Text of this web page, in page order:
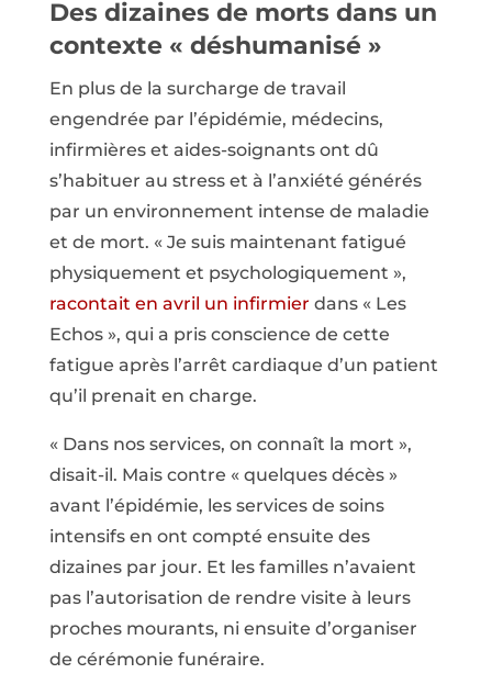
Des dizaines de morts dans un
contexte « déshumanisé »
En plus de la surcharge de travail
engendrée par l’épidémie, médecins,
infirmières et aides-soignants ont dû
s’habituer au stress et à l’anxiété générés
par un environnement intense de maladie
et de mort. « Je suis maintenant fatigué
physiquement et psychologiquement »,
racontait en avril un infirmier dans « Les
Echos », qui a pris conscience de cette
fatigue après l’arrêt cardiaque d’un patient
qu’il prenait en charge.
« Dans nos services, on connaît la mort »,
disait-il. Mais contre « quelques décès »
avant l’épidémie, les services de soins
intensifs en ont compté ensuite des
dizaines par jour. Et les familles n’avaient
pas l’autorisation de rendre visite à leurs
proches mourants, ni ensuite d’organiser
de cérémonie funéraire.